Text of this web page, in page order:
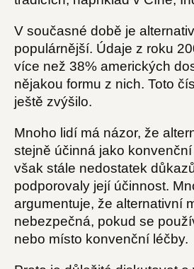
V současné době je
populárnější. Údaje z roku
více než 38% amerických
nějakou formu z nich. Toto
ještě zvýšilo.
Mnoho lidí má názor, že
stejně účinná jako
však stále nedostatek
podporovaly její účinnost.
argumentuje, že alternativní
nebezpečná, pokud se
nebo místo konvenční léčby.